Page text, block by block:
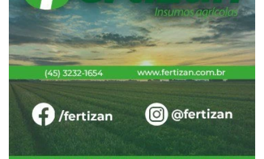
Cotações